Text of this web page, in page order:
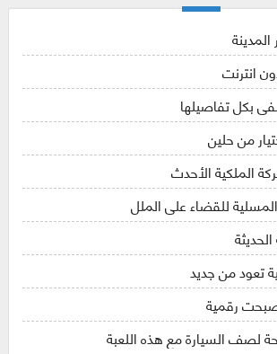
انترنت
بكل تفاصيلها
من حلين
للقضاء على الملل
تعود من جديد
لصف السيارة مع هذه اللعبة